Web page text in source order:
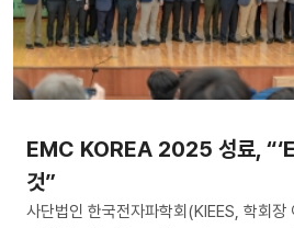
EMC KOREA 2025 성료,
것”
사단법인 한국전자파학회(KIEES, 학회장